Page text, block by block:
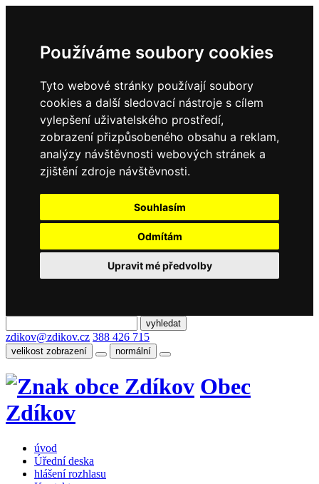
Používáme soubory cookies
Tyto webové stránky používají soubory
cookies a další sledovací nástroje s cílem
vylepšení uživatelského prostředí,
zobrazení přizpůsobeného obsahu a reklam,
analýzy návštěvnosti webových stránek a
zjištění zdroje návštěvnosti.
Souhlasím
Odmítám
Upravit mé předvolby
zdikov@zdikov.cz 388 426 715
velikost zobrazení normální
Obec
Zdíkov
úvod
Úřední deska
hlášení rozhlasu